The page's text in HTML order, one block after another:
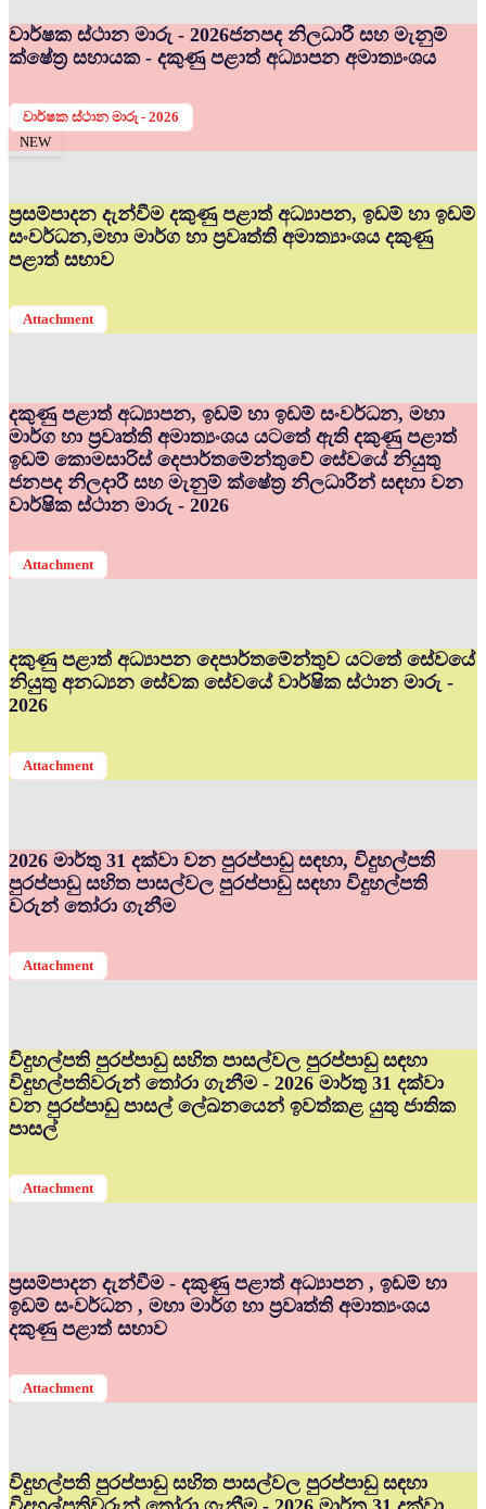
වාර්ෂක ස්ථාන මාරු - 2026ජනපද නිලධාරී සහ මැනුම්
ක්ෂේත්‍ර සහායක - දකුණු පළාත් අධ්‍යාපන අමාත්‍යංශය
වාර්ෂක ස්ථාන මාරු - 2026
NEW
ප්‍රසම්පාදන දැන්වීම දකුණු පළාත් අධ්‍යාපන, ඉඩම් හා ඉඩම්
සංවර්ධන,මහා මාර්ග හා ප්‍රවෘත්ති අමාත්‍යාංශය දකුණු
පළාත් සභාව
Attachment
දකුණු පළාත් අධ්‍යාපන, ඉඩම් හා ඉඩම් සංවර්ධන, මහා
මාර්ග හා ප්‍රවෘත්ති අමාත්‍යංශය යටතේ ඇති දකුණු පළාත්
ඉඩම් කොමසාරිස් දෙපාර්තමේන්තුවේ සේවයේ නියුතු
ජනපද නිලදාරී සහ මැනුම් ක්ෂේත්‍ර නිලධාරීන් සඳහා වන
වාර්ෂික ස්ථාන මාරු - 2026
Attachment
දකුණු පළාත් අධ්‍යාපන දෙපාර්තමේන්තුව යටතේ සේවයේ
නියුතු අනධ්‍යන සේවක සේවයේ වාර්ෂික ස්ථාන මාරු -
2026
Attachment
2026 මාර්තු 31 දක්වා වන පුරප්පාඩු සඳහා, විදුහල්පති
පුරප්පාඩු සහිත පාසල්වල පුරප්පාඩු සඳහා විදුහල්පති
වරුන් තෝරා ගැනීම
Attachment
විදුහල්පති පුරප්පාඩු සහිත පාසල්වල පුරප්පාඩු සඳහා
විදුහල්පතිවරුන් තෝරා ගැනීම - 2026 මාර්තු 31 දක්වා
වන පුරප්පාඩු පාසල් ලේඛනයෙන් ඉවත්කළ යුතු ජාතික
පාසල්
Attachment
ප්‍රසම්පාදන දැන්වීම - දකුණු පළාත් අධ්‍යාපන , ඉඩම් හා
ඉඩම් සංවර්ධන , මහා මාර්ග හා ප්‍රවෘත්ති අමාත්‍යංශය
දකුණු පළාත් සභාව
Attachment
විදුහල්පති පුරප්පාඩු සහිත පාසල්වල පුරප්පාඩු සඳහා